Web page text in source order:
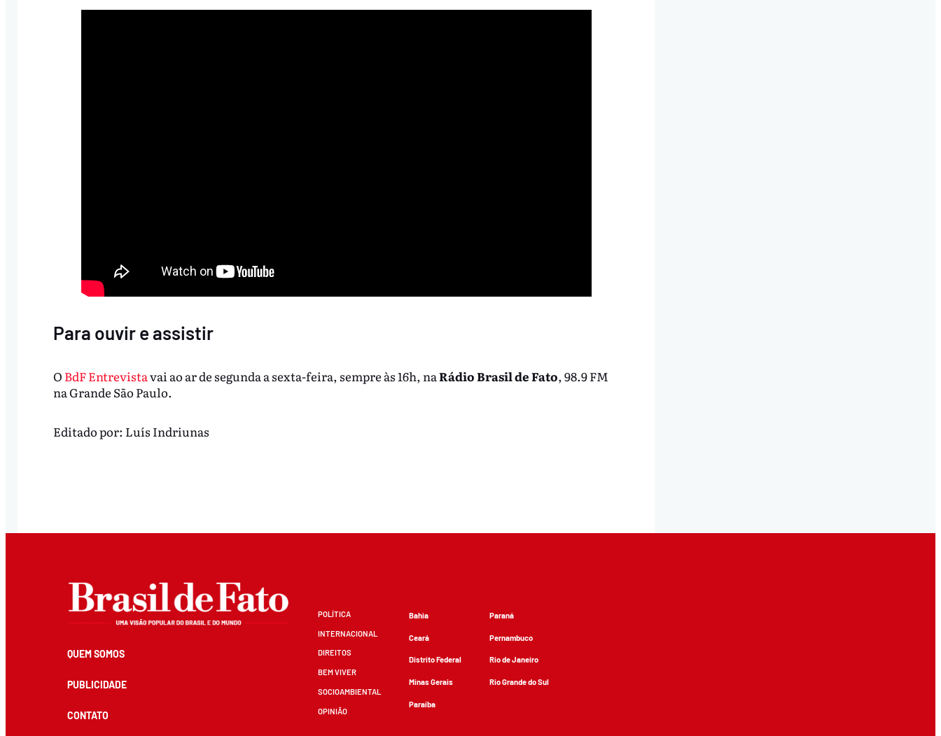
Para ouvir e assistir
O BdF Entrevistavai ao ar de segunda a sexta-feira, sempre às 16h, naRádio Brasil de Fato, 98.9 FM
na Grande São Paulo.
Editado por: Luís Indriunas
QUEM SOMOS
PUBLICIDADE
CONTATO
POLÍTICA
INTERNACIONAL
DIREITOS
BEM VIVER
SOCIOAMBIENTAL
OPINIÃO
Bahia
Ceará
Distrito Federal
Minas Gerais
Paraíba
Paraná
Pernambuco
Rio de Janeiro
Rio Grande do Sul